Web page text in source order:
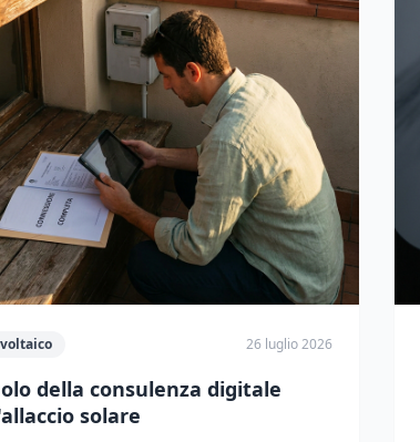
26 luglio 2026
della consulenza digitale
solare